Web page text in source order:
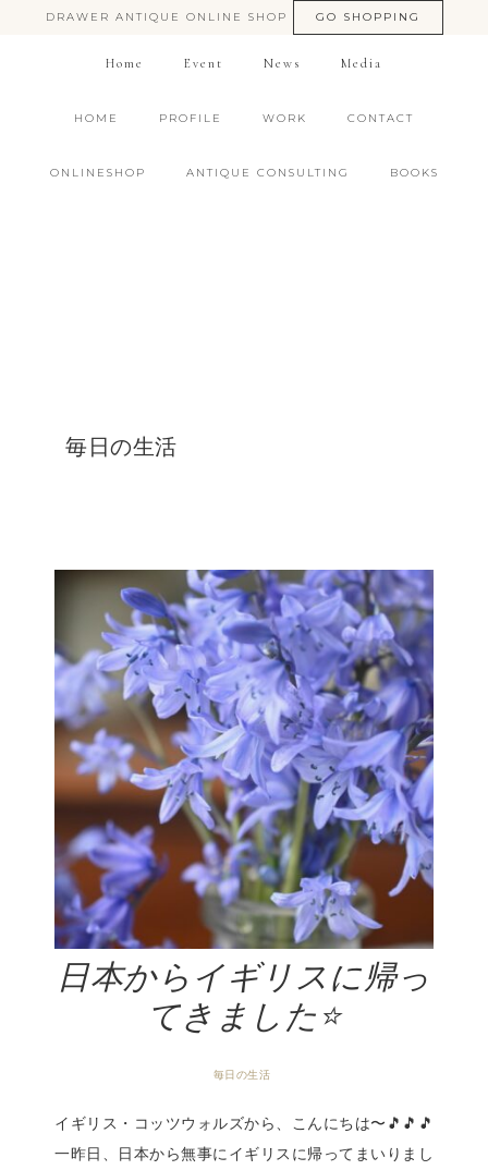
DRAWER ANTIQUE ONLINE SHOP GO SHOPPING
Home Event News Media
HOME PROFILE WORK CONTACT
ONLINESHOP ANTIQUE CONSULTING BOOKS
毎日の生活
日本からイギリスに帰っ
てきました⭐️
毎日の生活
イギリス・コッツウォルズから、こんにちは〜🎵🎵🎵
一昨日、日本から無事にイギリスに帰ってまいりまし